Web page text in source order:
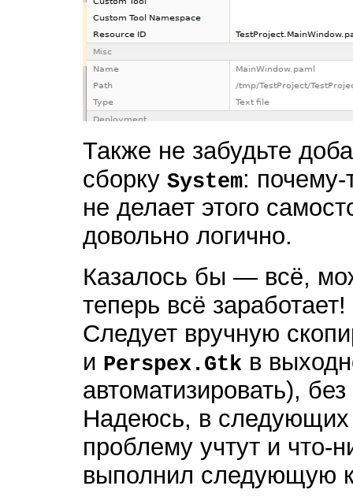
Также не забудьте
сборку System:
не делает этого
довольно логично.
Казалось бы — всё,
теперь всё
Следует вручную
и Perspex.Gtk в
автоматизировать),
Надеюсь, в следующих
проблему учтут и что-
выполнил следующую